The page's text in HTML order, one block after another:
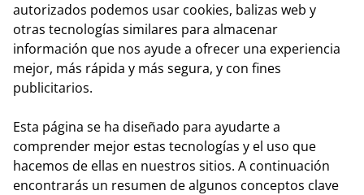
autorizados podemos usar cookies, balizas web y
otras tecnologías similares para almacenar
información que nos ayude a ofrecer una experiencia
mejor, más rápida y más segura, y con fines
publicitarios.
Esta página se ha diseñado para ayudarte a
comprender mejor estas tecnologías y el uso que
hacemos de ellas en nuestros sitios. A continuación
encontrarás un resumen de algunos conceptos clave